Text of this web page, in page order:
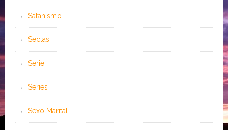
Satanismo
Sectas
Serie
Series
Sexo Marital